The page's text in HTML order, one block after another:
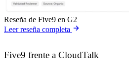
Reseña de Five9 en G2
Leer reseña completa
Five9 frente a CloudTalk